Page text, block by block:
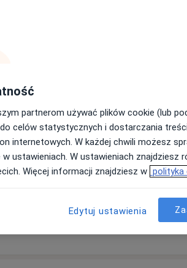
Umawianie online nie jest dostępne
Pokaż profil
partnerom używać plików cookie (lub
celów statystycznych i dostarczania
internetowych. W każdej chwili możesz
ustawieniach. W ustawieniach znajdziesz
Więcej informacji znajdziesz w polityka
Edytuj ustawienia